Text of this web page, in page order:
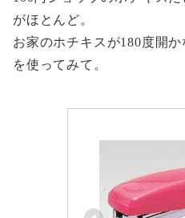
がほとんど。
お家のホチキスが180度開
を使ってみて。